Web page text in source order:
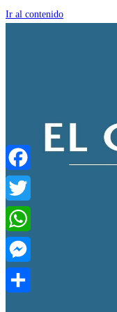
Ir al contenido
Facebook
Twitter
WhatsApp
Messenger